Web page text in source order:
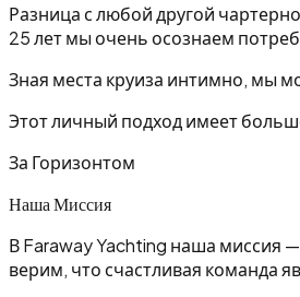
Разница с любой другой
25 лет мы очень осознаем
Зная места круиза интимно, мы
Этот личный подход имеет
За Горизонтом
Наша Миссия
В Faraway Yachting наша миссия
верим, что счастливая команда